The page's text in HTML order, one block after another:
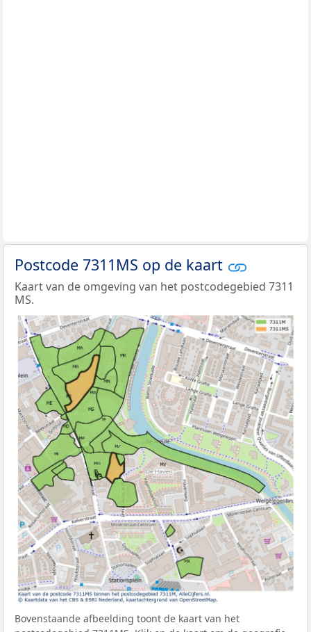
Postcode 7311MS op de kaart
Kaart van de omgeving van het postcodegebied 7311
MS.
Bovenstaande afbeelding toont de kaart van het